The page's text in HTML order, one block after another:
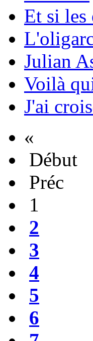
Et si les
Julian
Voilà
J'ai
«
Début
Préc
1
2
3
4
5
6